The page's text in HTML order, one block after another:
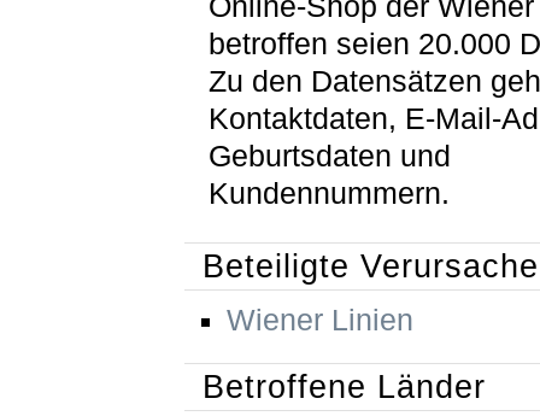
betroffen seien 20.000
Zu den Datensätzen
Kontaktdaten, E-Mail-
Geburtsdaten und
Kundennummern.
Beteiligte
Wiener Linien
Betroffene Länder